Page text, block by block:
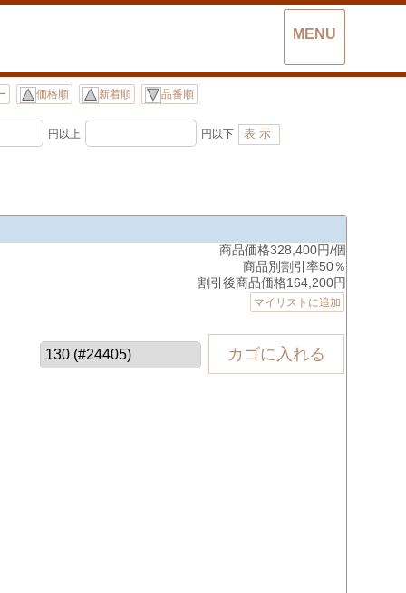
MENU
価格順 新着順 品番順
円以上 円以下
商品価格328,400円/個
商品別割引率50％
割引後商品価格164,200円
マイリストに追加